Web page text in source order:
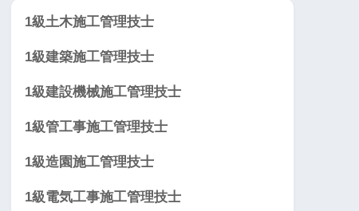
1級土木施工管理技士
1級建築施工管理技士
1級建設機械施工管理技士
1級管工事施工管理技士
1級造園施工管理技士
1級電気工事施工管理技士